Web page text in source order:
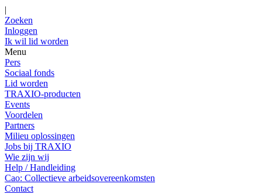
|
Zoeken
Inloggen
Ik wil lid worden
Menu
Pers
Sociaal fonds
Lid worden
TRAXIO-producten
Events
Voordelen
Partners
Milieu oplossingen
Jobs bij TRAXIO
Wie zijn wij
Help / Handleiding
Cao: Collectieve arbeidsovereenkomsten
Contact